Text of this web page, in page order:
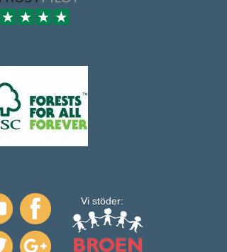
Vi stöder: